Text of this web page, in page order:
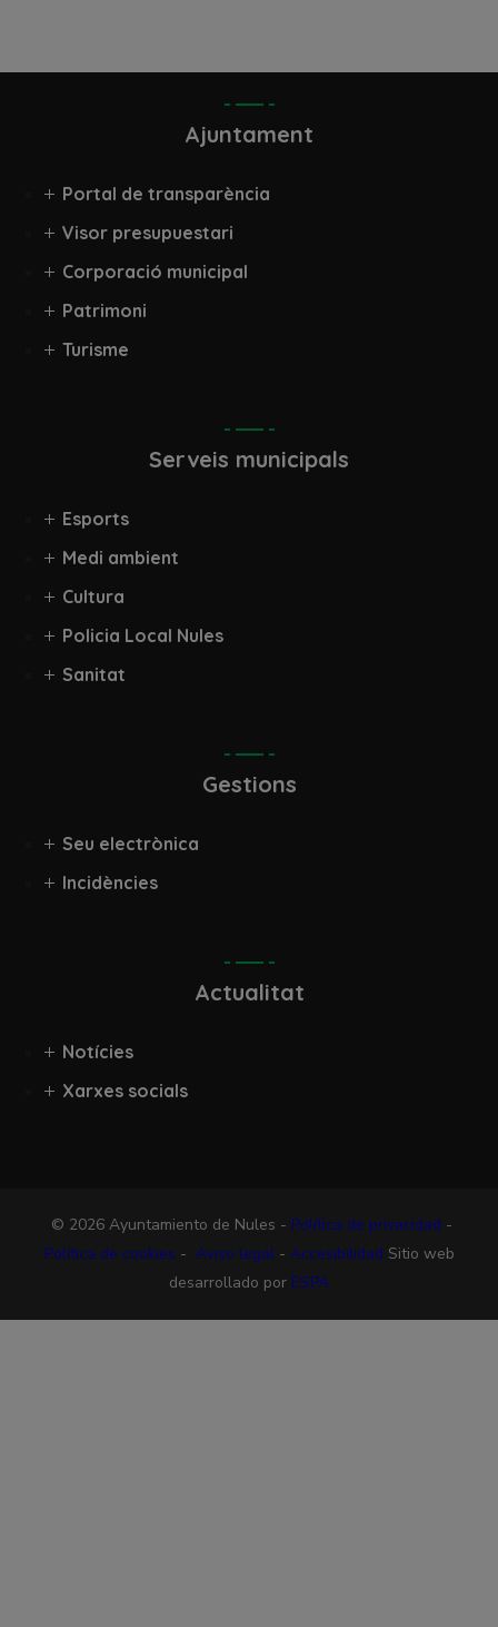
Ajuntament
Portal de transparència
Visor presupuestari
Corporació municipal
Patrimoni
Turisme
Serveis municipals
Esports
Medi ambient
Cultura
Policia Local Nules
Sanitat
Gestions
Seu electrònica
Incidències
Actualitat
Notícies
Xarxes socials
© 2026 Ayuntamiento de Nules - Política de privacidad -
Política de cookies - Aviso legal- Accesibilidad Sitio web
desarrollado por ESPA